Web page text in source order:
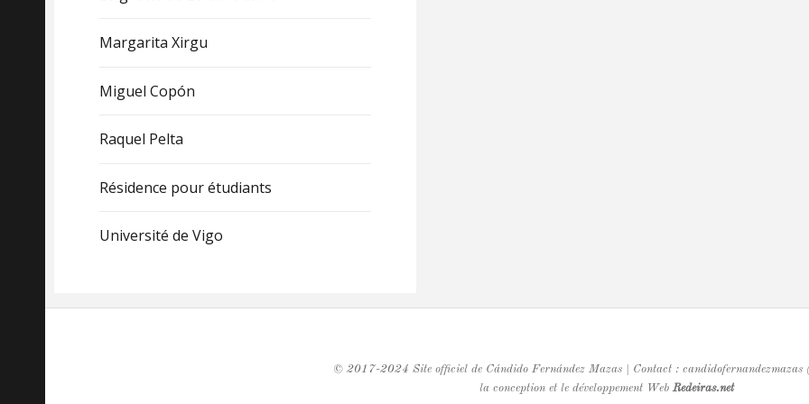
Margarita Xirgu
Miguel Copón
Raquel Pelta
Résidence pour étudiants
Université de Vigo
© 2017-2024 Site officiel de Cándido Fernández Mazas | Contact : candidofernandezmazas
la conception et le développement Web Redeiras.net